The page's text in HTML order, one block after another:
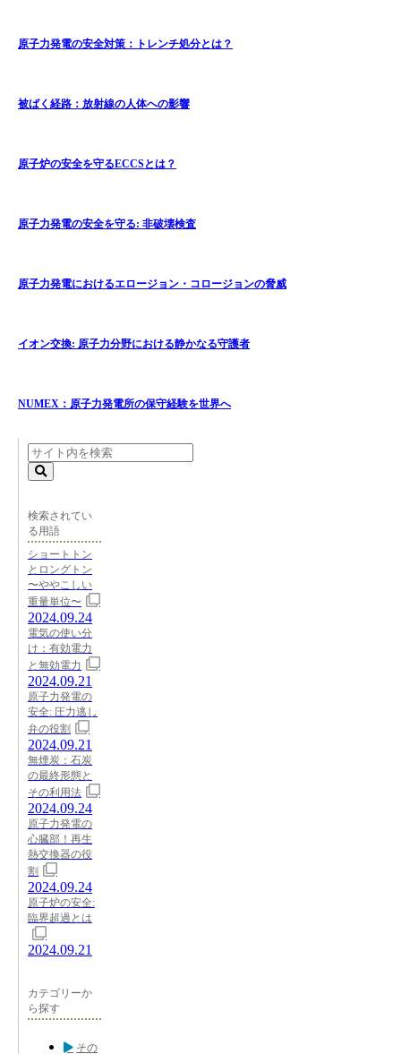
原子力発電の安全対策：トレンチ処分とは？
被ばく経路：放射線の人体への影響
原子炉の安全を守るECCSとは？
原子力発電の安全を守る: 非破壊検査
原子力発電におけるエロージョン・コロージョンの脅威
イオン交換: 原子力分野における静かなる守護者
NUMEX：原子力発電所の保守経験を世界へ
検索されてい
る用語
ショートトン
とロングトン
〜ややこしい
重量単位〜
2024.09.24
電気の使い分
け：有効電力
と無効電力
2024.09.21
原子力発電の
安全: 圧力逃し
弁の役割
2024.09.21
無煙炭：石炭
の最終形態と
その利用法
2024.09.24
原子力発電の
心臓部！再生
熱交換器の役
割
2024.09.24
原子炉の安全:
臨界超過とは
2024.09.21
カテゴリーか
ら探す
その